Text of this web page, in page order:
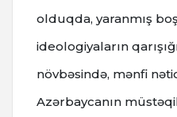
olduqda, yaranmış
ideologiyaların
növbəsində, mənfi
Azərbaycanın